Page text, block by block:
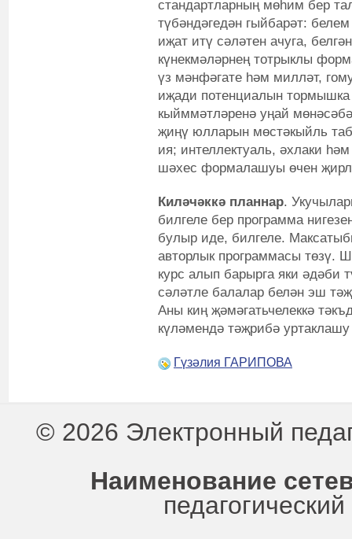
стандартларның мөһим бер
түбәндәгедән гыйбарәт:
иҗат итү сәләтен ачуга,
күнекмәләрнең тотрыклы
үз мәнфәгате һәм милләт,
иҗади потенциалын
кыйммәтләренә уңай
җиңү юлларын мөстәкыйль
ия; интеллектуаль, әхлаки
шәхес формалашуы өчен
Киләчәккә планнар.
билгеле бер программа
булыр иде, билгеле.
авторлык программасы төзү.
курс алып барырга яки әдәби
сәләтле балалар белән эш
Аны киң җәмәгатьчелеккә
күләмендә тәҗрибә
Гүзәлия ГАРИПОВА
© 2026 Электронный
Наименование